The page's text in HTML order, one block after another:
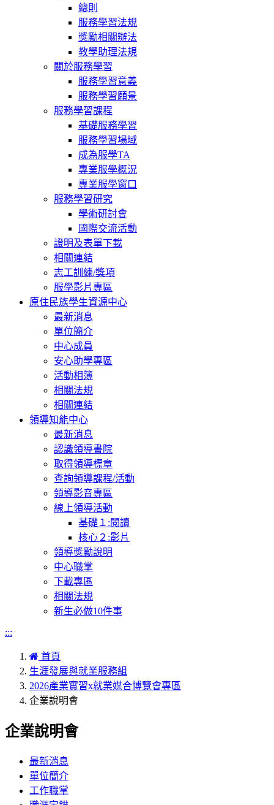
總則
服務學習法規
獎勵相關辦法
教學助理法規
關於服務學習
服務學習意義
服務學習願景
服務學習課程
基礎服務學習
服務學習場域
成為服學TA
專業服學概況
專業服學窗口
服務學習研究
學術研討會
國際交流活動
證明及表單下載
相關連結
志工訓練/獎項
服學影片專區
原住民族學生資源中心
最新消息
單位簡介
中心成員
安心助學專區
活動相簿
相關法規
相關連結
領導知能中心
最新消息
認識領導書院
取得領導標章
查詢領導課程/活動
領導影音專區
線上領導活動
基礎１:閱讀
核心２:影片
領導獎勵說明
中心職掌
下載專區
相關法規
新生必做10件事
:::
首頁
生涯發展與就業服務組
2026產業實習x就業媒合博覽會專區
企業說明會
企業說明會
最新消息
單位簡介
工作職掌